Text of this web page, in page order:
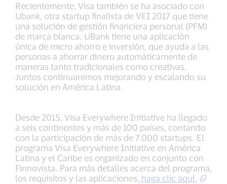
Recientemente, Visa también se ha asociado con
Ubank, otra startup finalista de VEI 2017 que tiene
una solución de gestión financiera personal (PFM)
de marca blanca. UBank tiene una aplicación
única de micro ahorro e inversión, que ayuda a las
personas a ahorrar dinero automáticamente de
maneras tanto tradicionales como creativas.
Juntos continuaremos mejorando y escalando su
solución en América Latina.
Desde 2015, Visa Everywhere Initiative ha llegado
a seis continentes y más de 100 países, contando
con la participación de más de 7.000 startups. El
programa Visa Everywhere Initiative en América
Latina y el Caribe es organizado en conjunto con
Finnovista. Para más detalles acerca del programa,
los requisitos y las aplicaciones, haga clic aquí.